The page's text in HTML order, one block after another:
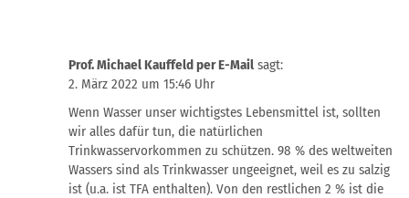
Prof. Michael Kauffeld per E-Mail sagt:
2. März 2022 um 15:46 Uhr
Wenn Wasser unser wichtigstes Lebensmittel ist, sollten
wir alles dafür tun, die natürlichen
Trinkwasservorkommen zu schützen. 98 % des weltweiten
Wassers sind als Trinkwasser ungeeignet, weil es zu salzig
ist (u.a. ist TFA enthalten). Von den restlichen 2 % ist die